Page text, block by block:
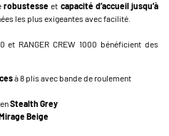
robustesse et capacité d’accueil jusqu’à
les plus exigeantes avec facilité.
et RANGER CREW 1000 bénéficient des
à 8 plis avec bande de roulement
Stealth Grey
Beige